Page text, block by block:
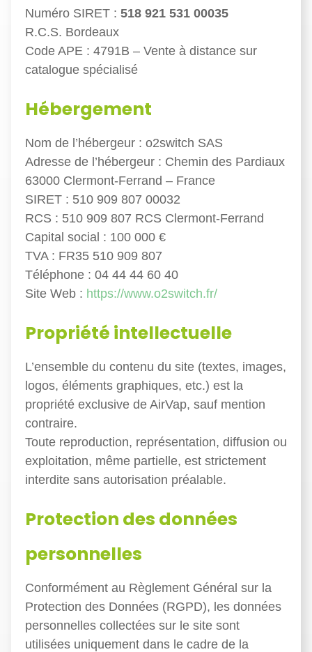
Numéro SIRET : 518 921 531 00035
R.C.S. Bordeaux
Code APE : 4791B – Vente à distance sur
catalogue spécialisé
Hébergement
Nom de l’hébergeur : o2switch SAS
Adresse de l’hébergeur : Chemin des Pardiaux
63000 Clermont-Ferrand – France
SIRET : 510 909 807 00032
RCS : 510 909 807 RCS Clermont-Ferrand
Capital social : 100 000 €
TVA : FR35 510 909 807
Téléphone : 04 44 44 60 40
Site Web : https://www.o2switch.fr/
Propriété intellectuelle
L’ensemble du contenu du site (textes, images,
logos, éléments graphiques, etc.) est la
propriété exclusive de AirVap, sauf mention
contraire.
Toute reproduction, représentation, diffusion ou
exploitation, même partielle, est strictement
interdite sans autorisation préalable.
Protection des données
personnelles
Conformément au Règlement Général sur la
Protection des Données (RGPD), les données
personnelles collectées sur le site sont
utilisées uniquement dans le cadre de la